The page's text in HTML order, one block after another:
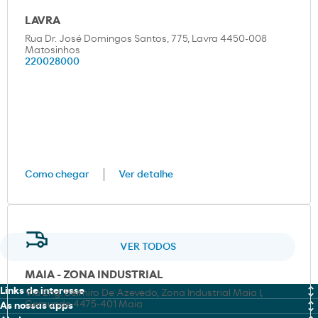
VER TODOS
LAVRA
Rua Dr. José Domingos Santos, 775, Lavra 4450-008
Matosinhos
220028000
Como chegar Ver detalhe
MAIA - ZONA INDUSTRIAL
Via Eng. Belmiro De Azevedo, Zona Industrial Maia I,
Gemunde 4475-401 Maia
Links de interesse
MOEVE PRO
As nossas apps